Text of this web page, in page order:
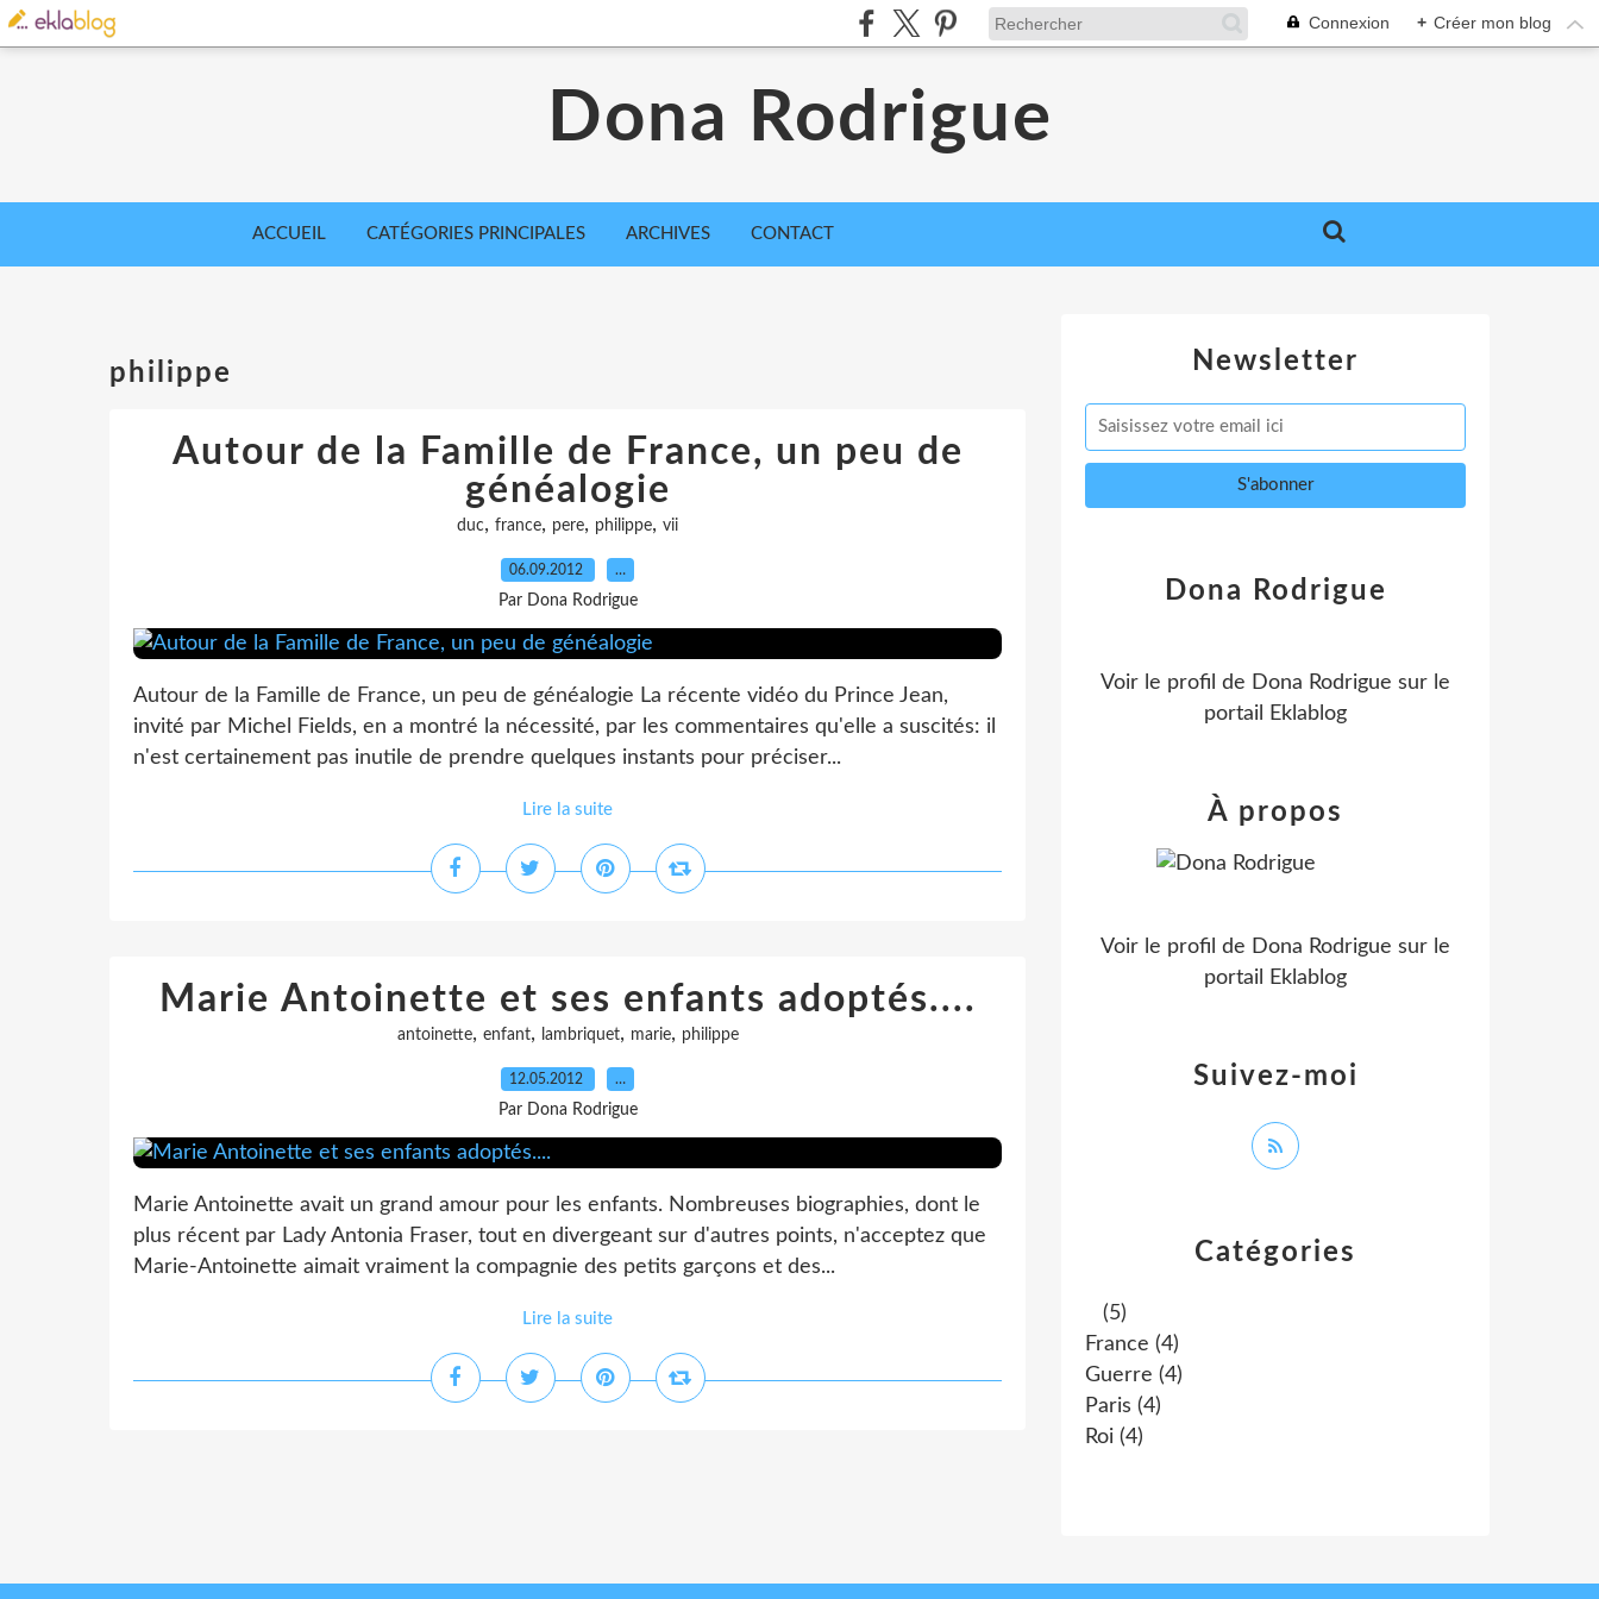
Connexion + Créer mon blog
Dona Rodrigue
ACCUEIL CATÉGORIES PRINCIPALES ARCHIVES CONTACT
philippe
Autour de la Famille de France, un peu de
généalogie
duc, france, pere, philippe, vii
06.09.2012 …
Par Dona Rodrigue
Autour de la Famille de France, un peu de généalogie La récente vidéo du Prince Jean,
invité par Michel Fields, en a montré la nécessité, par les commentaires qu'elle a suscités: il
n'est certainement pas inutile de prendre quelques instants pour préciser...
Lire la suite
Marie Antoinette et ses enfants adoptés....
antoinette, enfant, lambriquet, marie, philippe
12.05.2012 …
Par Dona Rodrigue
Marie Antoinette avait un grand amour pour les enfants. Nombreuses biographies, dont le
plus récent par Lady Antonia Fraser, tout en divergeant sur d'autres points, n'acceptez que
Marie-Antoinette aimait vraiment la compagnie des petits garçons et des...
Lire la suite
Newsletter
Catégories
(5)
France (4)
Guerre (4)
Paris (4)
Roi (4)
Dona Rodrigue
Voir le profil de Dona Rodrigue sur le
portail Eklablog
Suivez-moi
À propos
Voir le profil de Dona Rodrigue sur le
portail Eklablog